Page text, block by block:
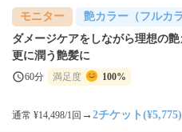
モニター
艶カラー（フルカ
ダメージケアをしながら理想の
更に潤う艶髪に
60分 満足度 100%
通常 ¥14,498/1回 → 2チケット(¥5,775)